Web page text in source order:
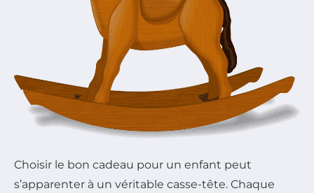
Choisir le bon cadeau pour un enfant peut
s’apparenter à un véritable casse-tête. Chaque